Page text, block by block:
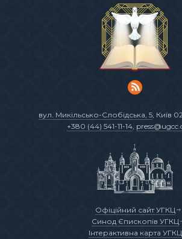
вул. Микільсько-Слобідська, 5, Київ
+380 (44) 541-11-14,
Офіційний сайт УГКЦ
Синод Єпископів УГКЦ
Інтерактивна карта УГКЦ